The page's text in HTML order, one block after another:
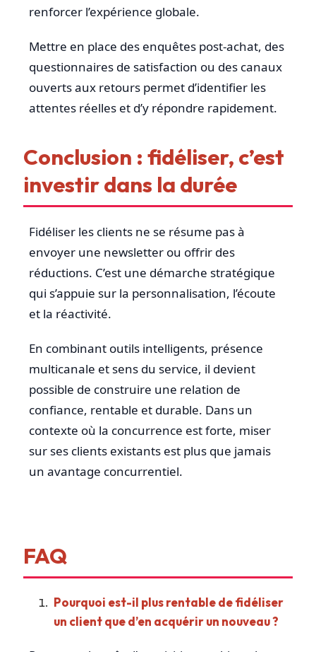
renforcer l’expérience globale.
Mettre en place des enquêtes post-achat, des
questionnaires de satisfaction ou des canaux
ouverts aux retours permet d’identifier les
attentes réelles et d’y répondre rapidement.
Conclusion : fidéliser, c’est
investir dans la durée
Fidéliser les clients ne se résume pas à
envoyer une newsletter ou offrir des
réductions. C’est une démarche stratégique
qui s’appuie sur la personnalisation, l’écoute
et la réactivité.
En combinant outils intelligents, présence
multicanale et sens du service, il devient
possible de construire une relation de
confiance, rentable et durable. Dans un
contexte où la concurrence est forte, miser
sur ses clients existants est plus que jamais
un avantage concurrentiel.
FAQ
Pourquoi est-il plus rentable de fidéliser
un client que d’en acquérir un nouveau ?